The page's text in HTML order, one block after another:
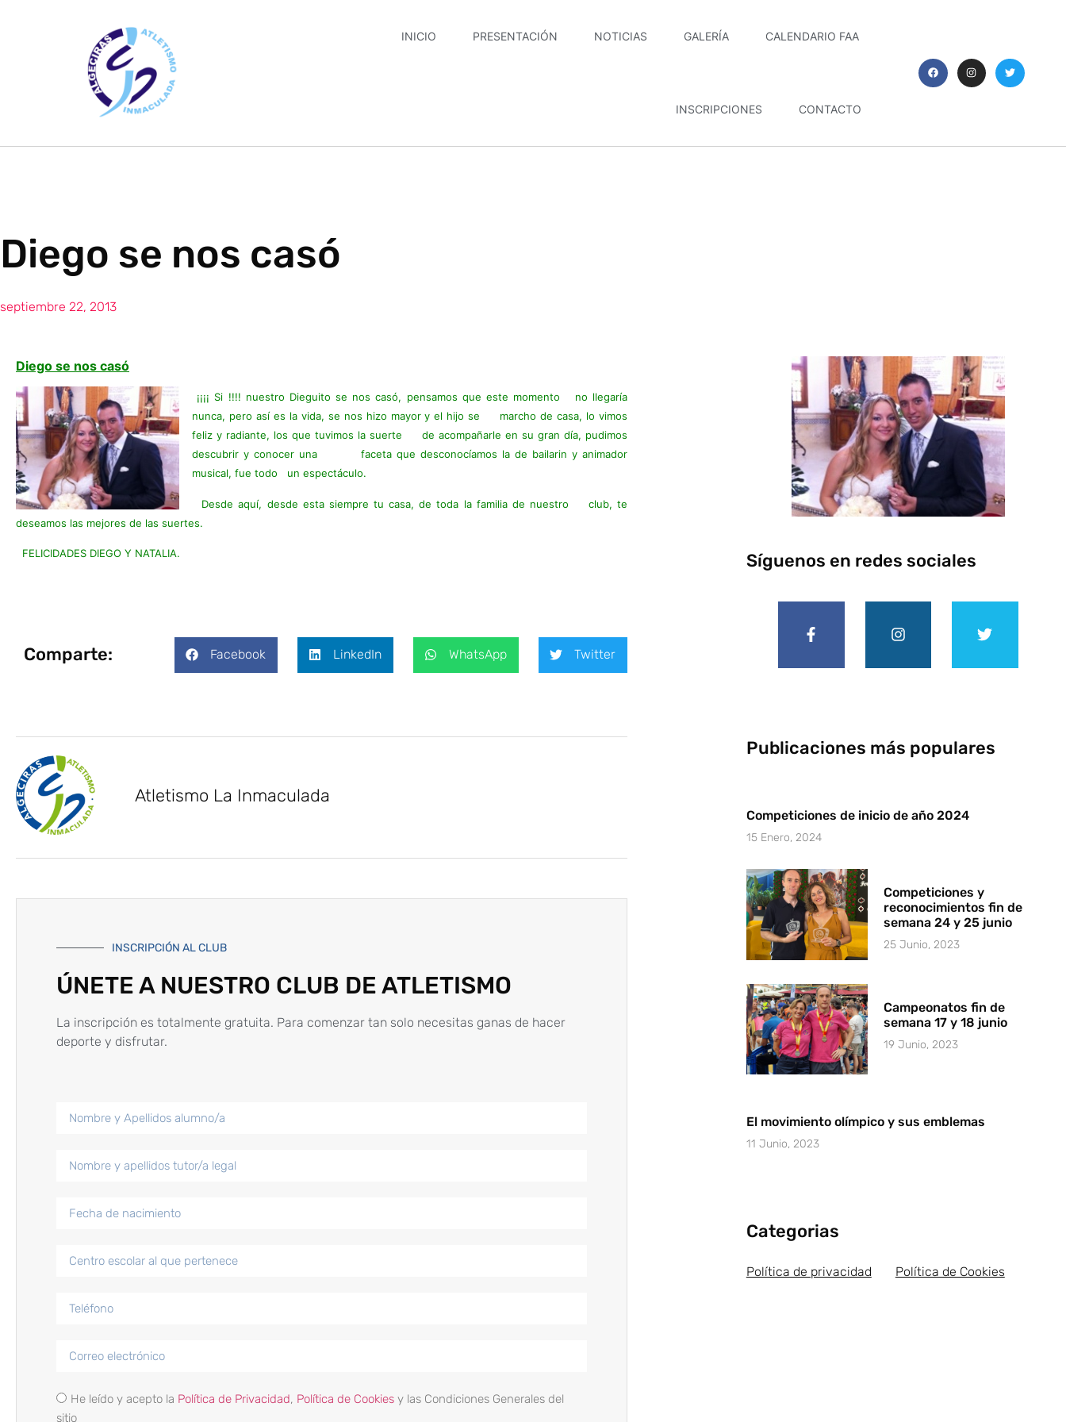
INICIO PRESENTACIÓN NOTICIAS GALERÍA CALENDARIO FAA
INSCRIPCIONES CONTACTO
Diego se nos casó
septiembre 22, 2013
Diego se nos casó
¡¡¡¡ Si !!!! nuestro Dieguito se nos casó, pensamos que este momento no llegaría
nunca, pero así es la vida, se nos hizo mayor y el hijo se marcho de casa, lo vimos
feliz y radiante, los que tuvimos la suerte de acompañarle en su gran día, pudimos
descubrir y conocer una faceta que desconocíamos la de bailarin y animador
musical, fue todo un espectáculo.
Desde aquí, desde esta siempre tu casa, de toda la familia de nuestro club, te
deseamos las mejores de las suertes.
FELICIDADES DIEGO Y NATALIA.
Comparte: Facebook LinkedIn WhatsApp Twitter
Atletismo La Inmaculada
INSCRIPCIÓN AL CLUB
ÚNETE A NUESTRO CLUB DE ATLETISMO
La inscripción es totalmente gratuita. Para comenzar tan solo necesitas ganas de hacer
deporte y disfrutar.
He leído y acepto la Política de Privacidad, Política de Cookies y las Condiciones Generales del
sitio
Síguenos en redes sociales
Publicaciones más populares
Competiciones de inicio de año 2024
15 Enero, 2024
Competiciones y
reconocimientos fin de
semana 24 y 25 junio
25 Junio, 2023
Campeonatos fin de
semana 17 y 18 junio
19 Junio, 2023
El movimiento olímpico y sus emblemas
11 Junio, 2023
Categorias
Política de privacidad Política de Cookies